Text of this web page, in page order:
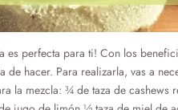
es perfecta para ti! Con los
de hacer. Para realizarla, vas a
la mezcla: ¾ de taza de